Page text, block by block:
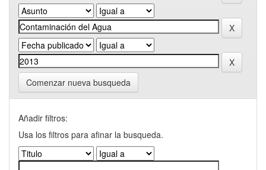
Comenzar nueva busqueda
Añadir filtros:
Usa los filtros para afinar la busqueda.